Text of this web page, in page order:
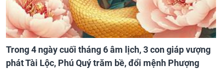
Trong 4 ngày cuối tháng 6 âm lịch, 3 con giáp vượng
phát Tài Lộc, Phú Quý trăm bề, đổi mệnh Phượng